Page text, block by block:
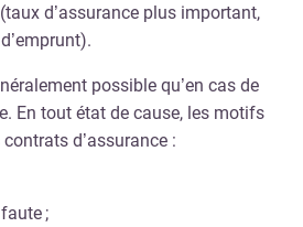
d’assurance plus important,
possible qu’en cas de
En tout état de cause, les motifs
d’assurance :
;